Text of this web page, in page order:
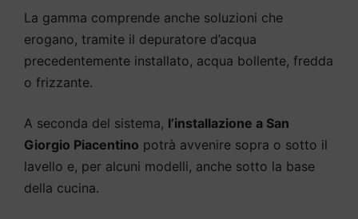
La gamma comprende anche soluzioni che
erogano, tramite il depuratore d’acqua
precedentemente installato, acqua bollente, fredda
o frizzante.
A seconda del sistema, l’installazione a San
Giorgio Piacentino potrà avvenire sopra o sotto il
lavello e, per alcuni modelli, anche sotto la base
della cucina.